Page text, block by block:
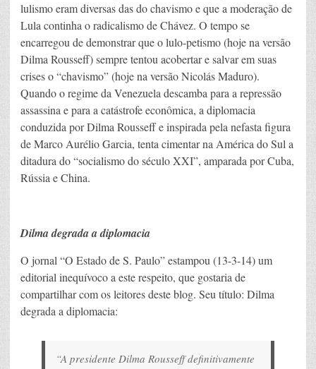
lulismo eram diversas das do chavismo e que a moderação de
Lula continha o radicalismo de Chávez. O tempo se
encarregou de demonstrar que o lulo-petismo (hoje na versão
Dilma Rousseff) sempre tentou acobertar e salvar em suas
crises o “chavismo” (hoje na versão Nicolás Maduro).
Quando o regime da Venezuela descamba para a repressão
assassina e para a catástrofe econômica, a diplomacia
conduzida por Dilma Rousseff e inspirada pela nefasta figura
de Marco Aurélio Garcia, tenta cimentar na América do Sul a
ditadura do “socialismo do século XXI”, amparada por Cuba,
Rússia e China.
Dilma degrada a diplomacia
O jornal “O Estado de S. Paulo” estampou (13-3-14) um
editorial inequívoco a este respeito, que gostaria de
compartilhar com os leitores deste blog. Seu título: Dilma
degrada a diplomacia:
“A presidente Dilma Rousseff definitivamente